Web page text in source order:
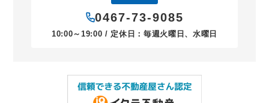
0467-73-9085
10:00～19:00 / 定休日：毎週火曜日、水曜日